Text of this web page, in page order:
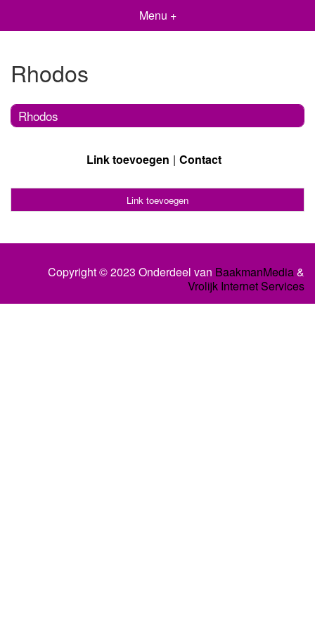
Menu +
Rhodos
Rhodos
Link toevoegen Contact
Link toevoegen
Copyright © 2023 Onderdeel van BaakmanMedia&
Vrolijk Internet Services